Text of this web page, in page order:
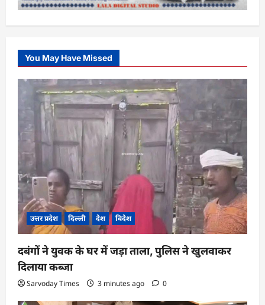
You May Have Missed
उत्तर प्रदेश दिल्ली देश विदेश
दबंगों ने युवक के घर में जड़ा ताला, पुलिस ने खुलवाकर
दिलाया कब्जा
Sarvoday Times 3 minutes ago 0